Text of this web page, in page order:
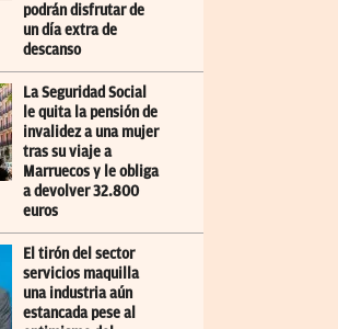
podrán disfrutar de
un día extra de
descanso
La Seguridad Social
le quita la pensión de
invalidez a una mujer
tras su viaje a
Marruecos y le obliga
a devolver 32.800
euros
El tirón del sector
servicios maquilla
una industria aún
estancada pese al